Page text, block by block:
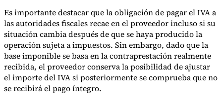
Es importante destacar que la obligación de pagar el IVA a
las autoridades fiscales recae en el proveedor incluso si su
situación cambia después de que se haya producido la
operación sujeta a impuestos. Sin embargo, dado que la
base imponible se basa en la contraprestación realmente
recibida, el proveedor conserva la posibilidad de ajustar
el importe del IVA si posteriormente se comprueba que no
se recibirá el pago íntegro.